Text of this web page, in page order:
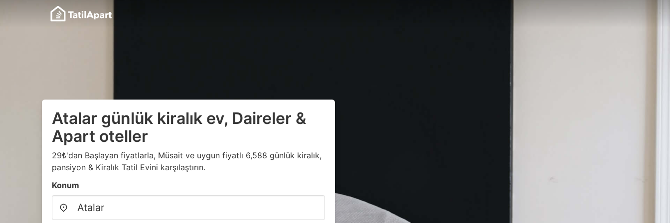
Atalar günlük kiralık ev, Daireler &
Apart oteller
29₺'dan Başlayan fiyatlarla, Müsait ve uygun fiyatlı 6,588 günlük kiralık,
pansiyon & Kiralık Tatil Evini karşılaştırın.
Konum